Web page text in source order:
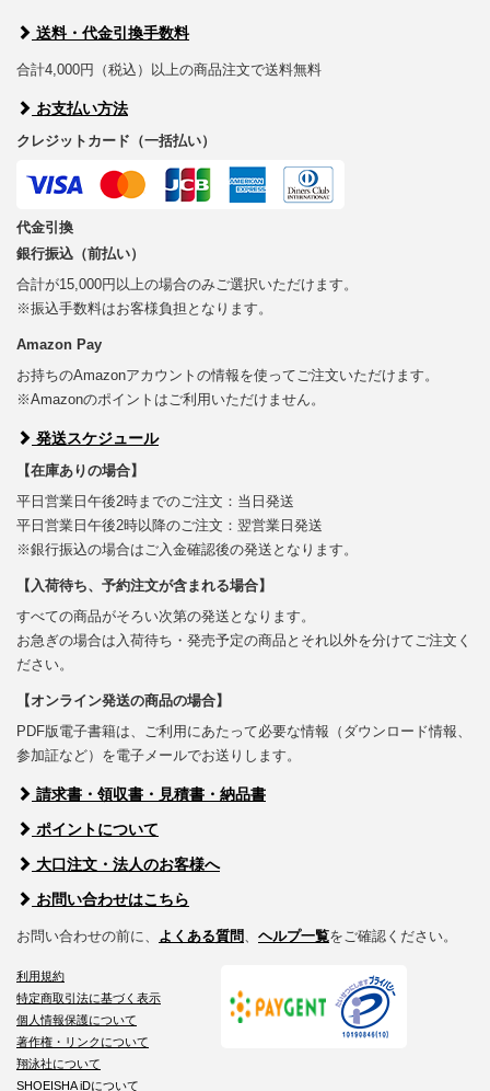
送料・代金引換手数料
合計4,000円（税込）以上の商品注文で送料無料
お支払い方法
クレジットカード（一括払い）
代金引換
銀行振込（前払い）
合計が15,000円以上の場合のみご選択いただけます。
※振込手数料はお客様負担となります。
Amazon Pay
お持ちのAmazonアカウントの情報を使ってご注文いただけます。
※Amazonのポイントはご利用いただけません。
発送スケジュール
【在庫ありの場合】
平日営業日午後2時までのご注文：当日発送
平日営業日午後2時以降のご注文：翌営業日発送
※銀行振込の場合はご入金確認後の発送となります。
【入荷待ち、予約注文が含まれる場合】
すべての商品がそろい次第の発送となります。
お急ぎの場合は入荷待ち・発売予定の商品とそれ以外を分けてご注文く
ださい。
【オンライン発送の商品の場合】
PDF版電子書籍は、ご利用にあたって必要な情報（ダウンロード情報、
参加証など）を電子メールでお送りします。
請求書・領収書・見積書・納品書
ポイントについて
大口注文・法人のお客様へ
お問い合わせはこちら
お問い合わせの前に、 よくある質問 ヘルプ一覧をご確認ください。
利用規約
特定商取引法に基づく表示
個人情報保護について
著作権・リンクについて
翔泳社について
SHOEISHA iDについて